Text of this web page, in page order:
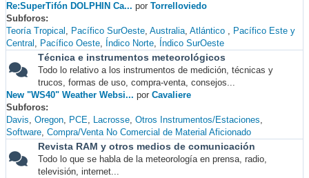
Re:SuperTifón DOLPHIN Ca... por Torrelloviedo
Subforos
Teoría Tropical
Pacífico SurOeste Australia Atlántico
Pacífico Este y
Central
Pacífico Oeste Índico Norte Índico SurOeste
Técnica e instrumentos meteorológicos
Todo lo relativo a los instrumentos de medición, técnicas y
trucos, formas de uso, compra-venta, consejos...
New "WS40" Weather Websi... por Cavaliere
Subforos
Davis Oregon PCE Lacrosse Otros Instrumentos/Estaciones
Software Compra/Venta No Comercial de Material Aficionado
Revista RAM y otros medios de comunicación
Todo lo que se habla de la meteorología en prensa, radio,
televisión, internet...